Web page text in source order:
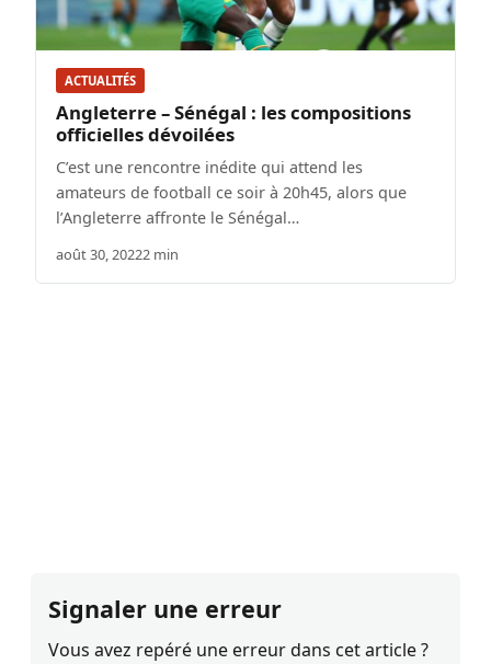
ACTUALITÉS
Angleterre – Sénégal : les compositions
officielles dévoilées
C’est une rencontre inédite qui attend les
amateurs de football ce soir à 20h45, alors que
l’Angleterre affronte le Sénégal…
août 30, 20222 min
Signaler une erreur
Vous avez repéré une erreur dans cet article ?